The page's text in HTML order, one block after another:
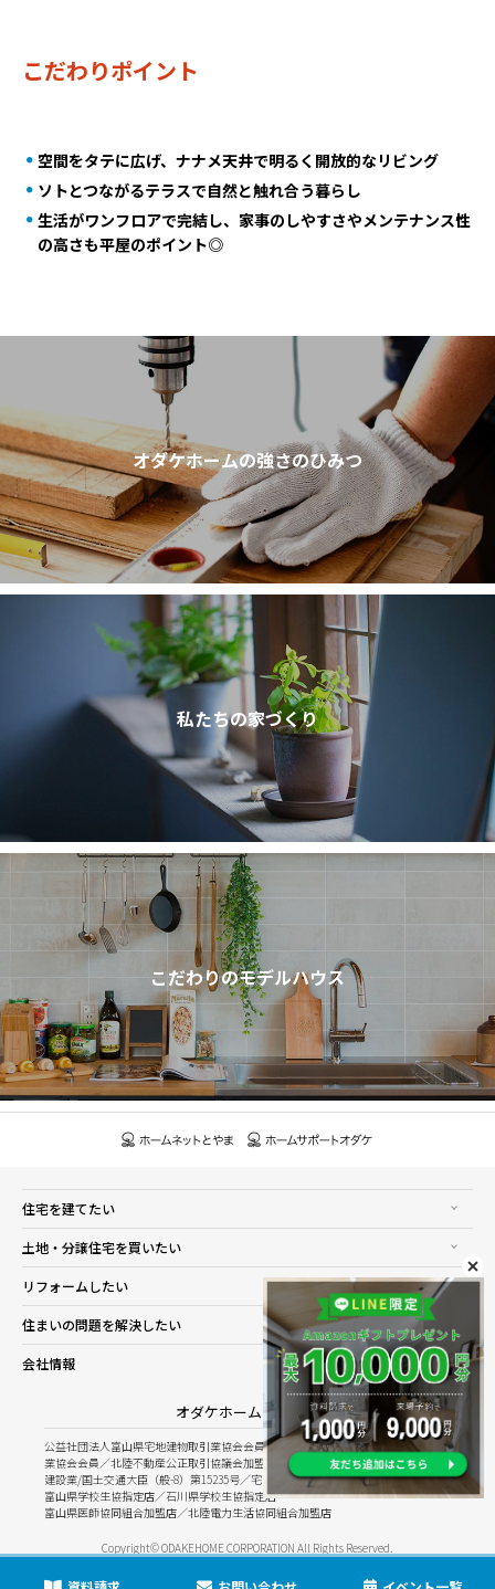
こだわりポイント
空間をタテに広げ、ナナメ天井で明るく開放的なリビング
ソトとつながるテラスで自然と触れ合う暮らし
生活がワンフロアで完結し、家事のしやすさやメンテナンス性
の高さも平屋のポイント◎
オダケホームの強さのひみつ
私たちの家づくり
こだわりのモデルハウス
住宅を建てたい
土地・分譲住宅を買いたい
リフォームしたい
住まいの問題を解決したい
会社情報
オダケホーム株式会社
公益社団法人富山県宅地建物取引業協会会員／公益社団法人石川県宅地建物取引
業協会会員／北陸不動産公正取引協議会加盟
建設業/国土交通大臣（般-8）第15235号／宅建業/国土交通大臣（8）第5025号
富山県学校生協指定店／石川県学校生協指定店
富山県医師協同組合加盟店／北陸電力生活協同組合加盟店
Copyright© ODAKEHOME CORPORATION All Rights Reserved.